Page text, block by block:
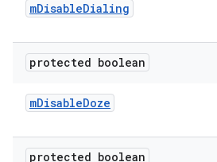
mDisableDialing
protected boolean
mDisableDoze
protected boolean